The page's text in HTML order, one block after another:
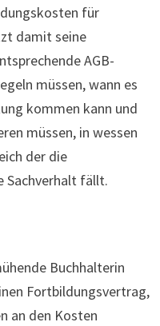
für
damit seine
AGB-
müssen, wann es
kommen kann und
müssen, in wessen
der die
Sachverhalt fällt.
Buchhalterin
Fortbildungsvertrag,
an den Kosten